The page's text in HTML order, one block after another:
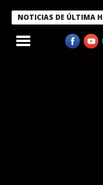
NOTICIAS DE ÚLTIMA
condecora a